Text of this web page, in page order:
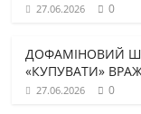
27.06.2026 0
ДОФАМІНОВИЙ
«КУПУВАТИ»
27.06.2026 0